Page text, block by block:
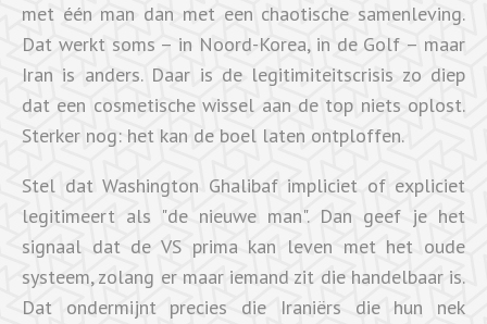
met één man dan met een chaotische samenleving.
Dat werkt soms – in Noord-Korea, in de Golf – maar
Iran is anders. Daar is de legitimiteitscrisis zo diep
dat een cosmetische wissel aan de top niets oplost.
Sterker nog: het kan de boel laten ontploffen.
Stel dat Washington Ghalibaf impliciet of expliciet
legitimeert als "de nieuwe man". Dan geef je het
signaal dat de VS prima kan leven met het oude
systeem, zolang er maar iemand zit die handelbaar is.
Dat ondermijnt precies die Iraniërs die hun nek